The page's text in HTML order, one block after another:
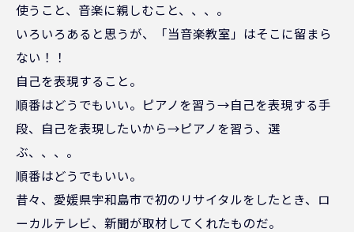
使うこと、音楽に親しむこと、、、。
いろいろあると思うが、「当音楽教室」はそこに留まら
ない！！
自己を表現すること。
順番はどうでもいい。ピアノを習う→自己を表現する手
段、自己を表現したいから→ピアノを習う、選
ぶ、、、。
順番はどうでもいい。
昔々、愛媛県宇和島市で初のリサイタルをしたとき、ロ
ーカルテレビ、新聞が取材してくれたものだ。